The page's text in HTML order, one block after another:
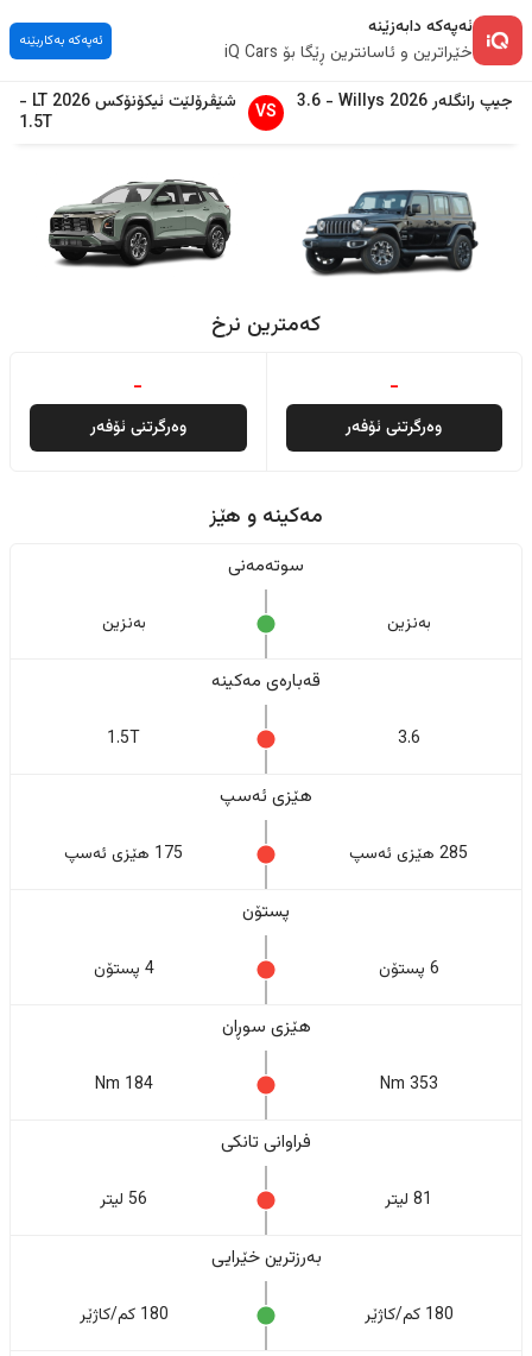
ئەپەکە دابەزێنە
خێراترین و ئاسانترین ڕێگا بۆ iQ Cars
ئەپەکە بەکاربێنە
جیپ رانگلەر2026
Willys
-
3.6
VS شێڤرۆلێت ئیکۆنۆکس2026
LT
-
1.5T
کەمترین نرخ
-
وەرگرتنی ئۆفەر
-
وەرگرتنی ئۆفەر
مەکینە و هێز
سوتەمەنی
بەنزین بەنزین
قەبارەی مەکینە
3.6
1.5T
هێزی ئەسپ
285 هێزی ئەسپ 175 هێزی ئەسپ
پستۆن
6 پستۆن 4 پستۆن
هێزی سوڕان
353 Nm
184 Nm
فراوانی تانکی
81 لیتر 56 لیتر
بەرزترین خێرایی
180 کم/کاژێر 180 کم/کاژێر